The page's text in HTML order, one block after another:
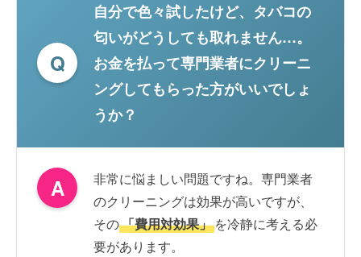
Q
自分で色々試したけど、タバコの
匂いがどうしても取れません…。
お金を払って専門業者にクリーニ
ングしてもらった方がいいでしょ
うか？
A
非常に悩ましい問題ですね。専門業者
のクリーニングは効果が高いですが、
その「費用対効果」 を冷静に考える必
要があります。